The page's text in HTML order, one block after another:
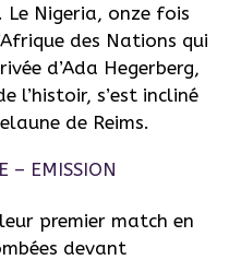
Le Nigeria, onze fois
des Nations qui
d’Ada Hegerberg,
l’histoir, s’est incliné
de Reims.
premier match en
devant